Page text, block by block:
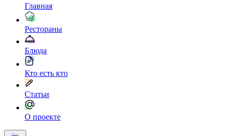
Главная
Рестораны
Блюда
Кто есть кто
Статьи
О проекте